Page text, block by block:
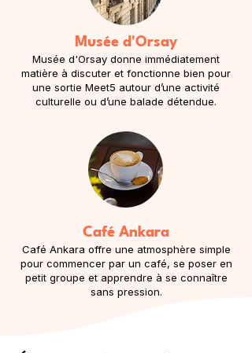
Musée d'Orsay
Musée d'Orsay donne immédiatement
matière à discuter et fonctionne bien pour
une sortie Meet5 autour d’une activité
culturelle ou d’une balade détendue.
Café Ankara
Café Ankara offre une atmosphère simple
pour commencer par un café, se poser en
petit groupe et apprendre à se connaître
sans pression.